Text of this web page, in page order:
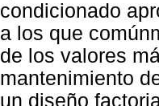
condicionado
a los que
de los valores
mantenimiento
un diseño